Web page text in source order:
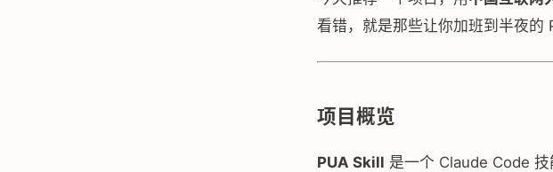
看错，就是那些让你加班到半夜的
项目概览
PUA Skill 是一个 Claude Code 技